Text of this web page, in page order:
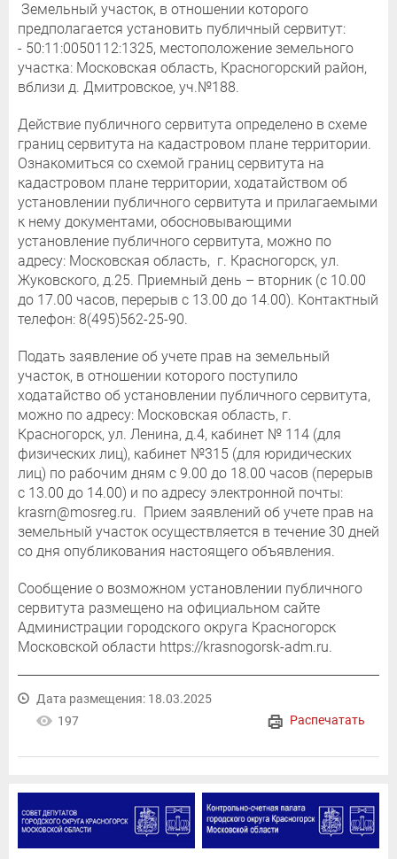
Земельный участок, в отношении которого
предполагается установить публичный сервитут:
- 50:11:0050112:1325, местоположение земельного
участка: Московская область, Красногорский район,
вблизи д. Дмитровское, уч.№188.
Действие публичного сервитута определено в схеме
границ сервитута на кадастровом плане территории.
Ознакомиться со схемой границ сервитута на
кадастровом плане территории, ходатайством об
установлении публичного сервитута и прилагаемыми
к нему документами, обосновывающими
установление публичного сервитута, можно по
адресу: Московская область, г. Красногорск, ул.
Жуковского, д.25. Приемный день – вторник (с 10.00
до 17.00 часов, перерыв с 13.00 до 14.00). Контактный
телефон: 8(495)562-25-90.
Подать заявление об учете прав на земельный
участок, в отношении которого поступило
ходатайство об установлении публичного сервитута,
можно по адресу: Московская область, г.
Красногорск, ул. Ленина, д.4, кабинет № 114 (для
физических лиц), кабинет №315 (для юридических
лиц) по рабочим дням с 9.00 до 18.00 часов (перерыв
с 13.00 до 14.00) и по адресу электронной почты:
krasrn@mosreg.ru. Прием заявлений об учете прав на
земельный участок осуществляется в течение 30 дней
со дня опубликования настоящего объявления.
Сообщение о возможном установлении публичного
сервитута размещено на официальном сайте
Администрации городского округа Красногорск
Московской области https://krasnogorsk-adm.ru.
Распечатать
Дата размещения: 18.03.2025
197